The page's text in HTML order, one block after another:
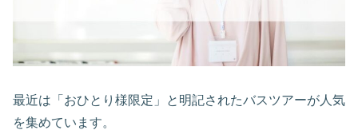
最近は「おひとり様限定」と明記されたバスツアーが人気
を集めています。